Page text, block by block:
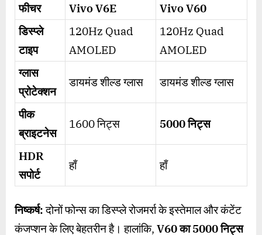
फीचर Vivo V6E
Vivo V60
डिस्प्ले
टाइप
120Hz Quad
AMOLED
120Hz Quad
AMOLED
ग्लास
प्रोटेक्शन
डायमंड शील्ड ग्लास डायमंड शील्ड ग्लास
पीक
ब्राइटनेस
1600 निट्स 5000निट्स
HDR
सपोर्ट
हाँ हाँ
निष्कर्ष:दोनों फोन्स का डिस्प्ले रोजमर्रा के इस्तेमाल और कंटेंट
कंजप्शन के लिए बेहतरीन है। हालांकि, V60का5000निट्स